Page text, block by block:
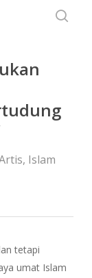
, Islam
tetapi
umat Islam